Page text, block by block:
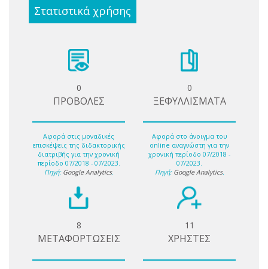
Στατιστικά χρήσης
0
ΠΡΟΒΟΛΕΣ
Αφορά στις μοναδικές
επισκέψεις της διδακτορικής
διατριβής για την χρονική
περίοδο 07/2018 - 07/2023.
Πηγή: Google Analytics.
0
ΞΕΦΥΛΛΙΣΜΑΤΑ
Αφορά στο άνοιγμα του
online αναγνώστη για την
χρονική περίοδο 07/2018 -
07/2023.
Πηγή: Google Analytics.
8
ΜΕΤΑΦΟΡΤΩΣΕΙΣ
11
ΧΡΗΣΤΕΣ